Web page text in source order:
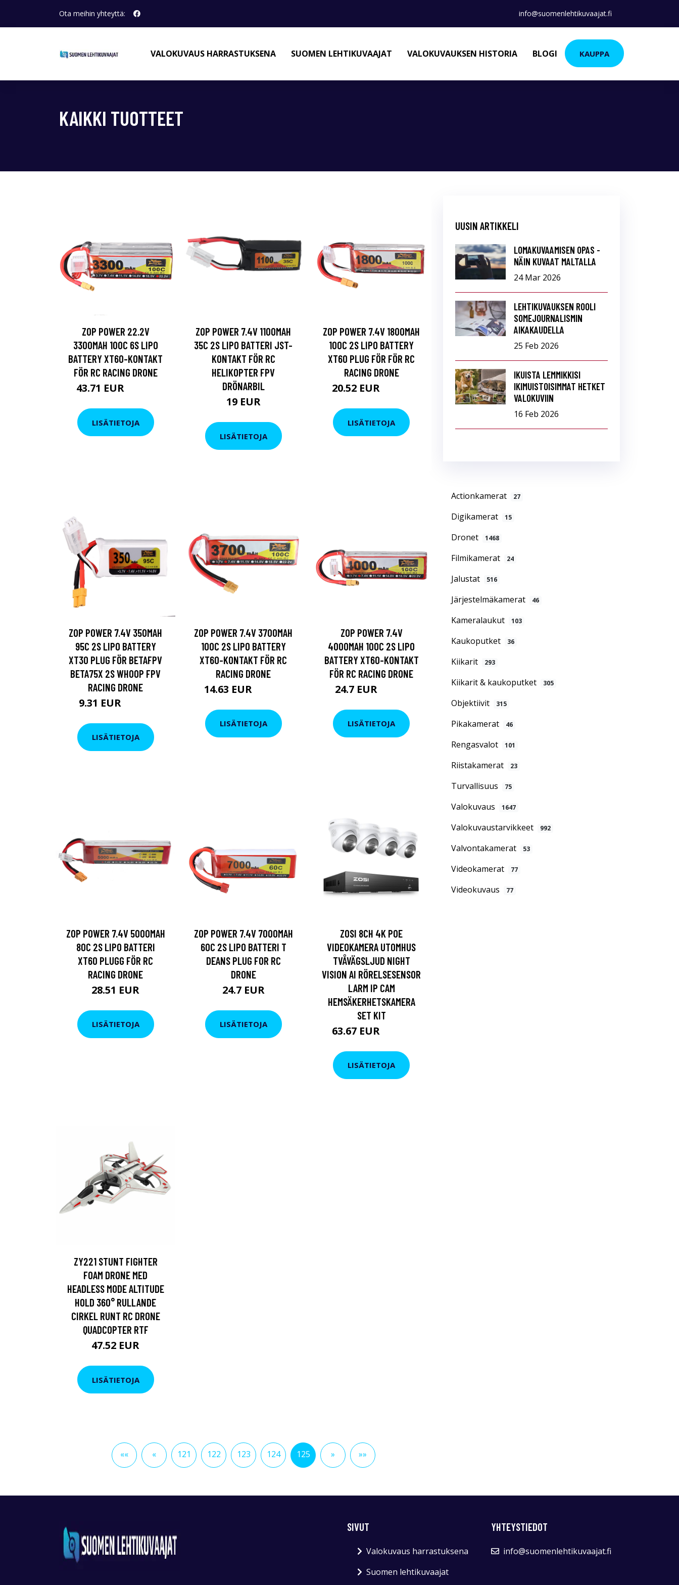
Ota meihin yhteyttä: info@suomenlehtikuvaajat.fi
VALOKUVAUS HARRASTUKSENA SUOMEN LEHTIKUVAAJAT VALOKUVAUKSEN HISTORIA BLOGI KAUPPA
KAIKKI TUOTTEET
UUSIN ARTIKKELI
LOMAKUVAAMISEN OPAS -
NÄIN KUVAAT MALTALLA
24 Mar 2026
LEHTIKUVAUKSEN ROOLI
SOMEJOURNALISMIN
AIKAKAUDELLA
25 Feb 2026
IKUISTA LEMMIKKISI
IKIMUISTOISIMMAT HETKET
VALOKUVIIN
16 Feb 2026
Actionkamerat 27
Digikamerat 15
Dronet 1468
Filmikamerat 24
Jalustat 516
Järjestelmäkamerat 46
Kameralaukut 103
Kaukoputket 36
Kiikarit 293
Kiikarit & kaukoputket 305
Objektiivit 315
Pikakamerat 46
Rengasvalot 101
Riistakamerat 23
Turvallisuus 75
Valokuvaus 1647
Valokuvaustarvikkeet 992
Valvontakamerat 53
Videokamerat 77
Videokuvaus 77
ZOP POWER 22.2V
3300MAH 100C 6S LIPO
BATTERY XT60-KONTAKT
FÖR RC RACING DRONE
43.71 EUR
LISÄTIETOJA
ZOP POWER 7.4V 1100MAH
35C 2S LIPO BATTERI JST-
KONTAKT FÖR RC
HELIKOPTER FPV
DRÖNARBIL
19 EUR
LISÄTIETOJA
ZOP POWER 7.4V 1800MAH
100C 2S LIPO BATTERY
XT60 PLUG FÖR FÖR RC
RACING DRONE
20.52 EUR
LISÄTIETOJA
ZOP POWER 7.4V 350MAH
95C 2S LIPO BATTERY
XT30 PLUG FÖR BETAFPV
BETA75X 2S WHOOP FPV
RACING DRONE
9.31 EUR
LISÄTIETOJA
ZOP POWER 7.4V 3700MAH
100C 2S LIPO BATTERY
XT60-KONTAKT FÖR RC
RACING DRONE
14.63 EUR
LISÄTIETOJA
ZOP POWER 7.4V
4000MAH 100C 2S LIPO
BATTERY XT60-KONTAKT
FÖR RC RACING DRONE
24.7 EUR
LISÄTIETOJA
ZOP POWER 7.4V 5000MAH
80C 2S LIPO BATTERI
XT60 PLUGG FÖR RC
RACING DRONE
28.51 EUR
LISÄTIETOJA
ZOP POWER 7.4V 7000MAH
60C 2S LIPO BATTERI T
DEANS PLUG FOR RC
DRONE
24.7 EUR
LISÄTIETOJA
ZOSI 8CH 4K POE
VIDEOKAMERA UTOMHUS
TVÅVÄGSLJUD NIGHT
VISION AI RÖRELSESENSOR
LARM IP CAM
HEMSÄKERHETSKAMERA
SET KIT
63.67 EUR
LISÄTIETOJA
ZY221 STUNT FIGHTER
FOAM DRONE MED
HEADLESS MODE ALTITUDE
HOLD 360° RULLANDE
CIRKEL RUNT RC DRONE
QUADCOPTER RTF
47.52 EUR
LISÄTIETOJA
«« « 121 122 123 124 125 » »»
SIVUT
Valokuvaus harrastuksena
Suomen lehtikuvaajat
YHTEYSTIEDOT
info@suomenlehtikuvaajat.fi